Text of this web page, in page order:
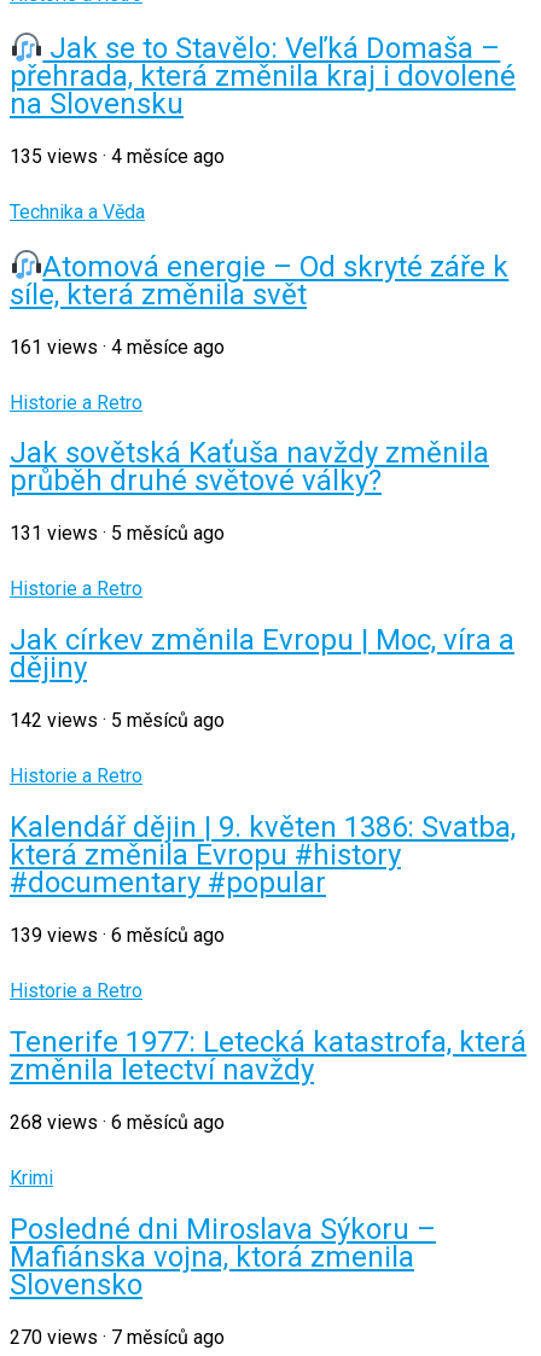
Jak se to Stavělo: Veľká Domaša –
přehrada, která změnila kraj i dovolené
na Slovensku
135 views · 4 měsíce ago
Technika a Věda
Atomová energie – Od skryté záře k
síle, která změnila svět
161 views · 4 měsíce ago
Historie a Retro
Jak sovětská Kaťuša navždy změnila
průběh druhé světové války?
131 views · 5 měsíců ago
Historie a Retro
Jak církev změnila Evropu | Moc, víra a
dějiny
142 views · 5 měsíců ago
Historie a Retro
Kalendář dějin | 9. květen 1386: Svatba,
která změnila Evropu #history
#documentary #popular
139 views · 6 měsíců ago
Historie a Retro
Tenerife 1977: Letecká katastrofa, která
změnila letectví navždy
268 views · 6 měsíců ago
Krimi
Posledné dni Miroslava Sýkoru –
Mafiánska vojna, ktorá zmenila
Slovensko
270 views · 7 měsíců ago